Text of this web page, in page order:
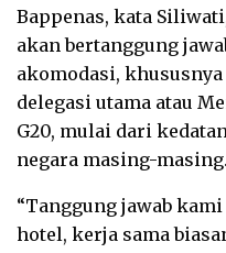
Bappenas, kata
akan bertanggung
akomodasi,
delegasi utama atau
G20, mulai dari
negara masing-masing.
“Tanggung jawab
hotel, kerja sama